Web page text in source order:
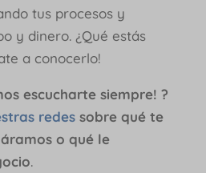
tus procesos y
y dinero. ¿Qué estás
a conocerlo!
escucharte siempre! ?
redessobre qué te
o qué le
.